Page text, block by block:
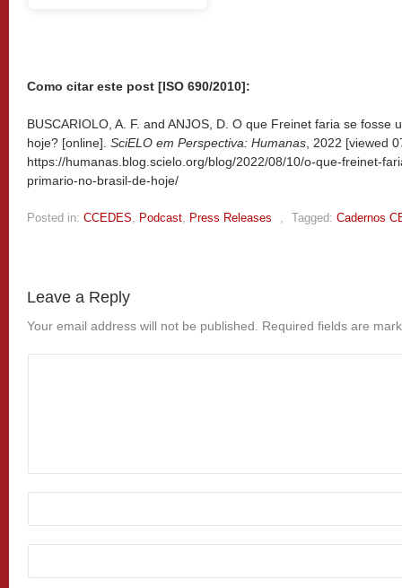
Como citar este post [ISO 690/2010]:
BUSCARIOLO, A. F. and ANJOS, D. O que Freinet faria se fosse
hoje? [online]. SciELO em Perspectiva: Humanas , 2022 [viewed
https://humanas.blog.scielo.org/blog/2022/08/10/o-que-freinet-
primario-no-brasil-de-hoje/
Posted in: CCEDES Podcast Press Releases Tagged: Cadernos
Leave a Reply
Your email address will not be published. Required fields are